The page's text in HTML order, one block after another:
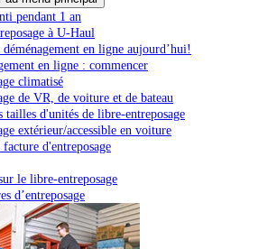
pendant 1 an
à U-Haul
en ligne aujourd’hui!
en ligne : commencer
climatisé
de VR, de voiture et de bateau
tailles d'unités de libre-entreposage
extérieur/accessible en voiture
d'entreposage
le libre-entreposage
d’entreposage